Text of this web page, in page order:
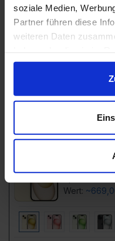
soziale Medien,
Partner führen diese
weiteren Daten
gesammelt haben.
50 MBit/s
mit LTE
o2 Mobile
Apple
Wert: